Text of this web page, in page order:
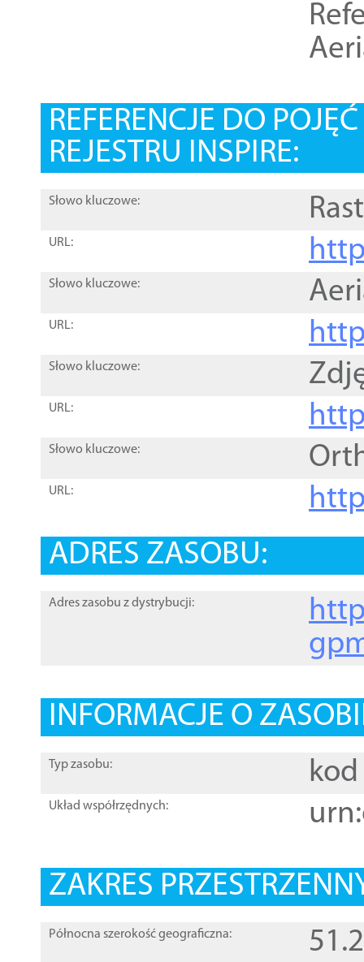
REFERENCJE DO
REJESTRU INSPIRE:
Słowo kluczowe:
URL:
Słowo kluczowe:
URL:
Słowo kluczowe:
URL:
Słowo kluczowe:
URL:
ADRES ZASOBU:
Adres zasobu z dystrybucji:
INFORMACJE O
Typ zasobu: kod
Układ współrzędnych:
ZAKRES
Północna szerokość geograficzna: